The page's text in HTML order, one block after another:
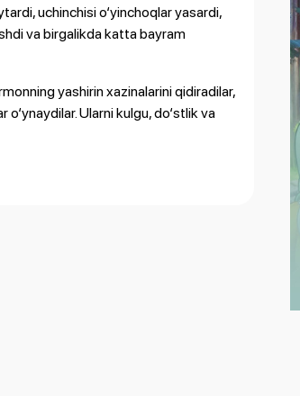
uchinchisi o‘yinchoqlar yasardi,
va birgalikda katta bayram
yashirin xazinalarini qidiradilar,
Ularni kulgu, do‘stlik va